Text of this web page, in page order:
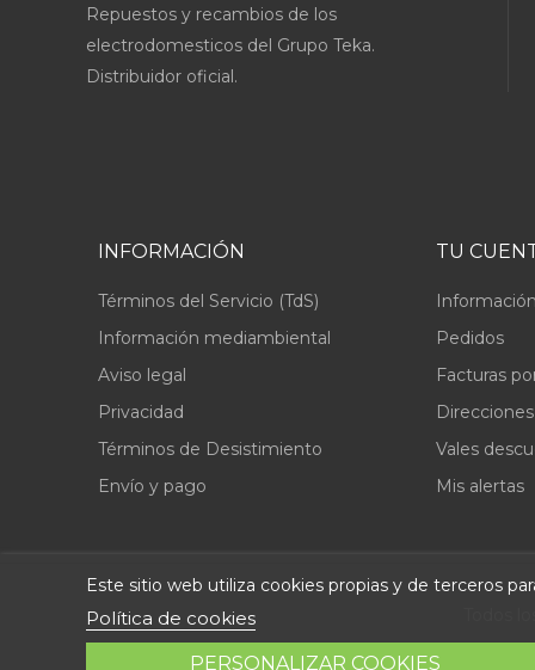
Repuestos y recambios de los
electrodomesticos del Grupo Teka.
Distribuidor oficial.
Este sitio web utiliza cookies propias y de terceros
Política de cookies
PERSONALIZAR COOKIES
INFORMACIÓN
Términos del Servicio (TdS)
Información mediambiental
Aviso legal
Privacidad
Términos de Desistimiento
Envío y pago
TU
Pedidos
Facturas
Direcciones
Vales
Mis alertas
© 2026 - Repuestosteka.es. de Abastec S.L. Diseño